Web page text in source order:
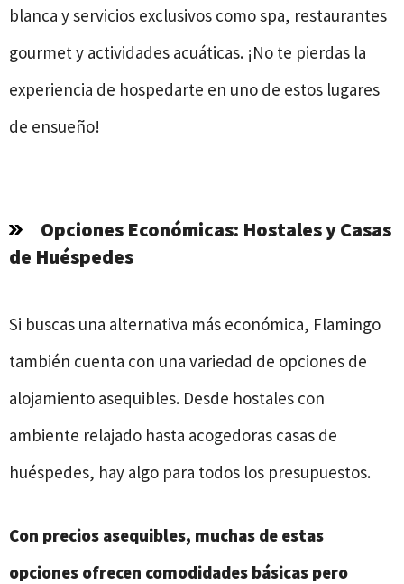
blanca y servicios exclusivos como spa, restaurantes
gourmet y actividades acuáticas. ¡No te pierdas la
experiencia de hospedarte en uno de estos lugares
de ensueño!
Opciones Económicas: Hostales y Casas
de Huéspedes
Si buscas una alternativa más económica, Flamingo
también cuenta con una variedad de opciones de
alojamiento asequibles. Desde hostales con
ambiente relajado hasta acogedoras casas de
huéspedes, hay algo para todos los presupuestos.
Con precios asequibles, muchas de estas
opciones ofrecen comodidades básicas pero